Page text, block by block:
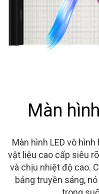
Màn
Màn hình LED vô
vật liệu cao cấp siêu
và chịu nhiệt độ cao.
bảng truyền sáng,